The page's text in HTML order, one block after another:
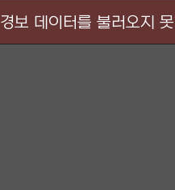
경보 데이터를 불러오지